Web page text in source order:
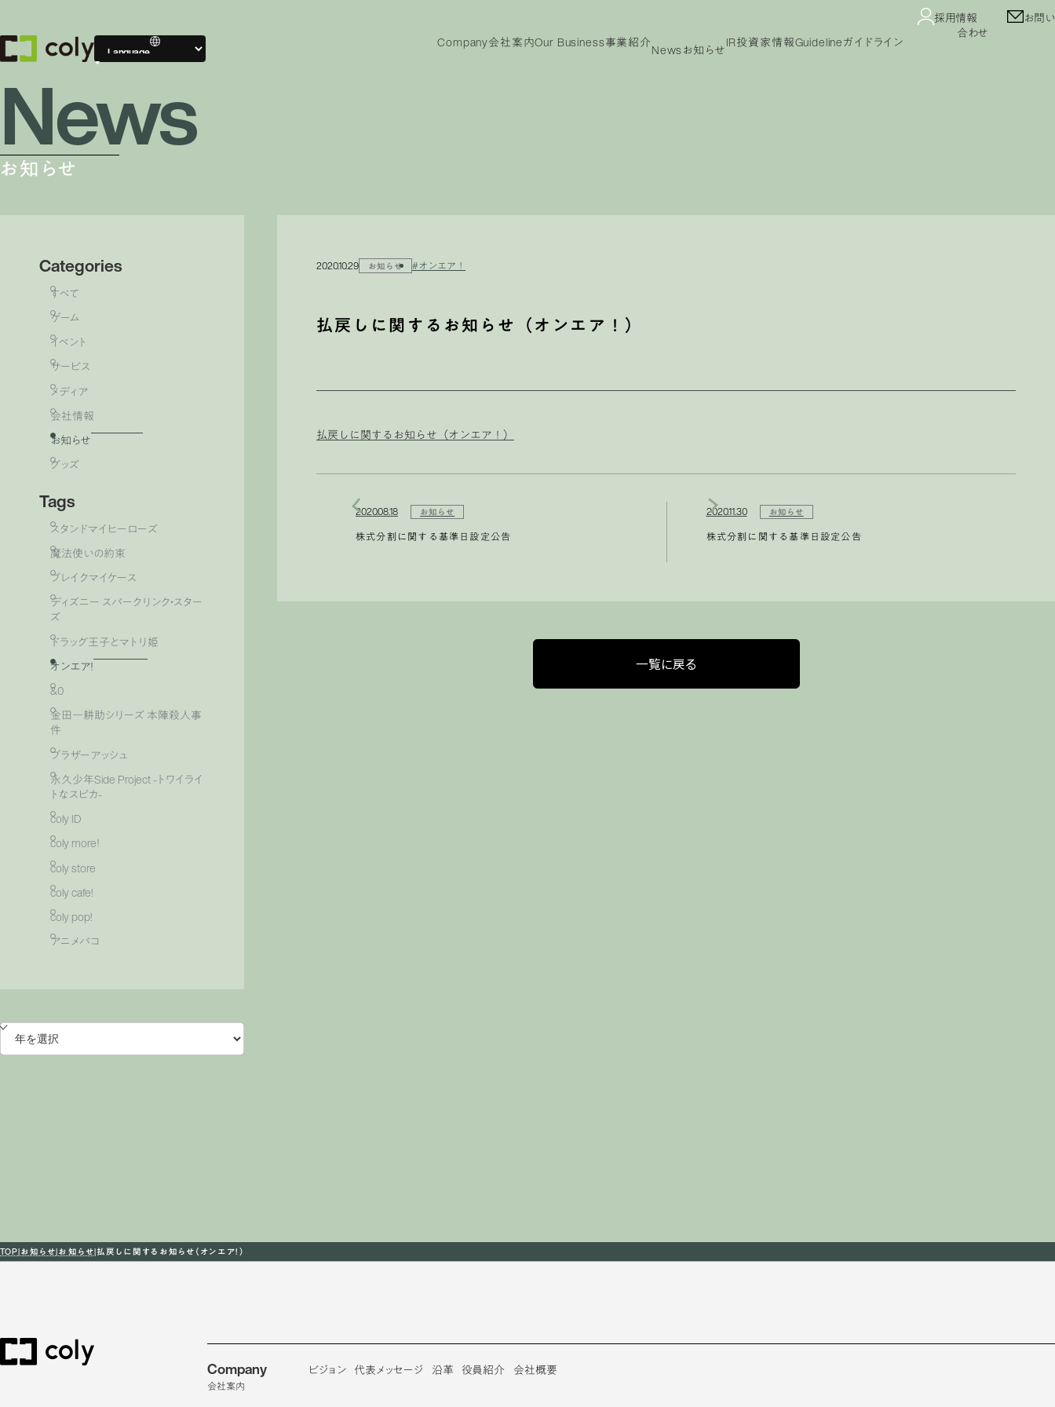
Company会社案内Our Business事業紹介Newsお知らせIR投資家情報Guidelineガイドライン
採用情報
お問い
合わせ
News
お知らせ
TOP お知らせ お知らせ 払戻しに関するお知らせ（オンエア！）
Categories
すべて
ゲーム
イベント
サービス
メディア
会社情報
お知らせ
グッズ
Tags
スタンドマイヒーローズ
魔法使いの約束
ブレイクマイケース
ディズニー スパークリンク・スター
ズ
ドラッグ王子とマトリ姫
オンエア！
&0
金田一耕助シリーズ 本陣殺人事
件
ブラザーアッシュ
永久少年Side Project -トワイライ
トなスピカ-
coly ID
coly more！
coly store
coly cafe!
coly pop!
アニメバコ
2020.10.29 お知らせ #オンエア！
払戻しに関するお知らせ（オンエア！）
払戻しに関するお知らせ（オンエア！）
2020.08.18 お知らせ
株式分割に関する基準日設定公告
2020.11.30 お知らせ
株式分割に関する基準日設定公告
一覧に戻る
Company
会社案内
ビジョン 代表メッセージ 沿革 役員紹介 会社概要